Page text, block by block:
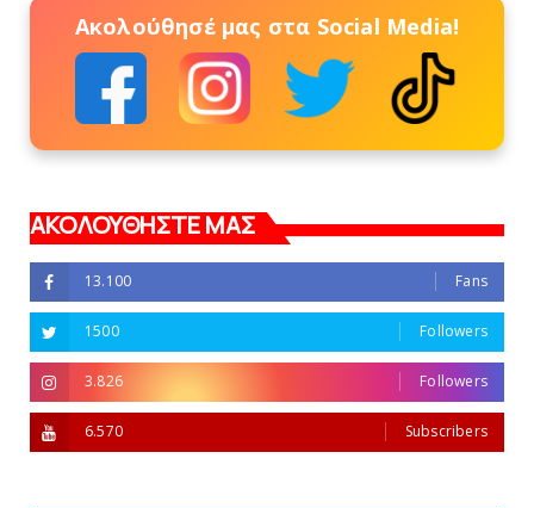
Ακολούθησέ μας στα Social Media!
ΑΚΟΛΟΥΘΗΣΤΕ ΜΑΣ
13.100 Fans
1500 Followers
3.826 Followers
6.570 Subscribers